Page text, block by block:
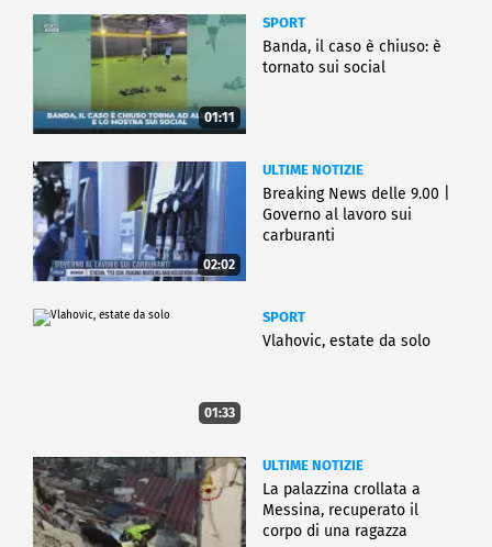
01:11
SPORT
Banda, il caso è chiuso: è
tornato sui social
02:02
ULTIME NOTIZIE
Breaking News delle 9.00 |
Governo al lavoro sui
carburanti
01:33
SPORT
Vlahovic, estate da solo
ULTIME NOTIZIE
La palazzina crollata a
Messina, recuperato il
corpo di una ragazza